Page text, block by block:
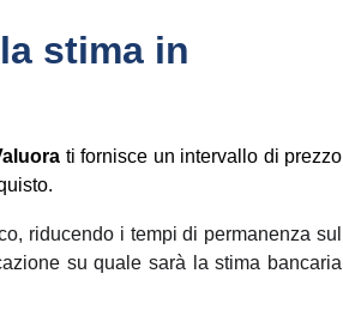
stima in
ti fornisce un intervallo di prezzo
riducendo i tempi di permanenza sul
su quale sarà la stima bancaria